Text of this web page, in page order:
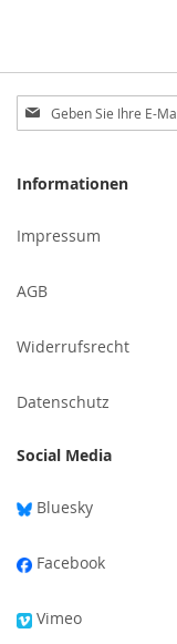
Melden
Sie
unseren
an:
Informationen
Impressum
AGB
Widerrufsrecht
Datenschutz
Social Media
Bluesky
Facebook
Vimeo